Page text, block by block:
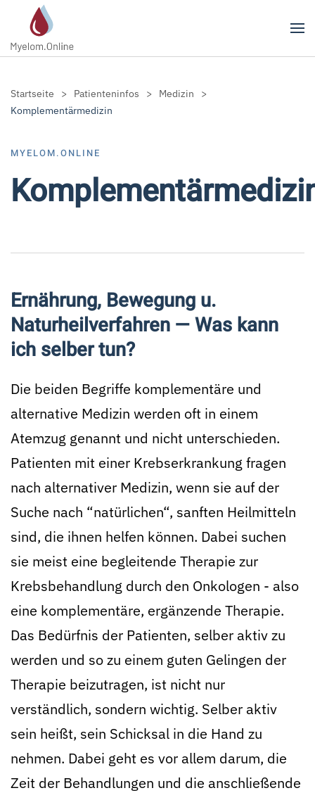
Zum Hauptinhalt springen
Startseite Patienteninfos
Medizin
Komplementärmedizin
MYELOM.ONLINE
Ernährung, Bewegung u.
Naturheilverfahren — Was kann
ich selber tun?
Die beiden Begriffe komplementäre und
alternative Medizin werden oft in einem
Atemzug genannt und nicht unterschieden.
Patienten mit einer Krebserkrankung fragen
nach alternativer Medizin, wenn sie auf der
Suche nach “natürlichen“, sanften Heilmitteln
sind, die ihnen helfen können. Dabei suchen
sie meist eine begleitende Therapie zur
Krebsbehandlung durch den Onkologen - also
eine komplementäre, ergänzende Therapie.
Das Bedürfnis der Patienten, selber aktiv zu
werden und so zu einem guten Gelingen der
Therapie beizutragen, ist nicht nur
verständlich, sondern wichtig. Selber aktiv
sein heißt, sein Schicksal in die Hand zu
nehmen. Dabei geht es vor allem darum, die
Zeit der Behandlungen und die anschließende